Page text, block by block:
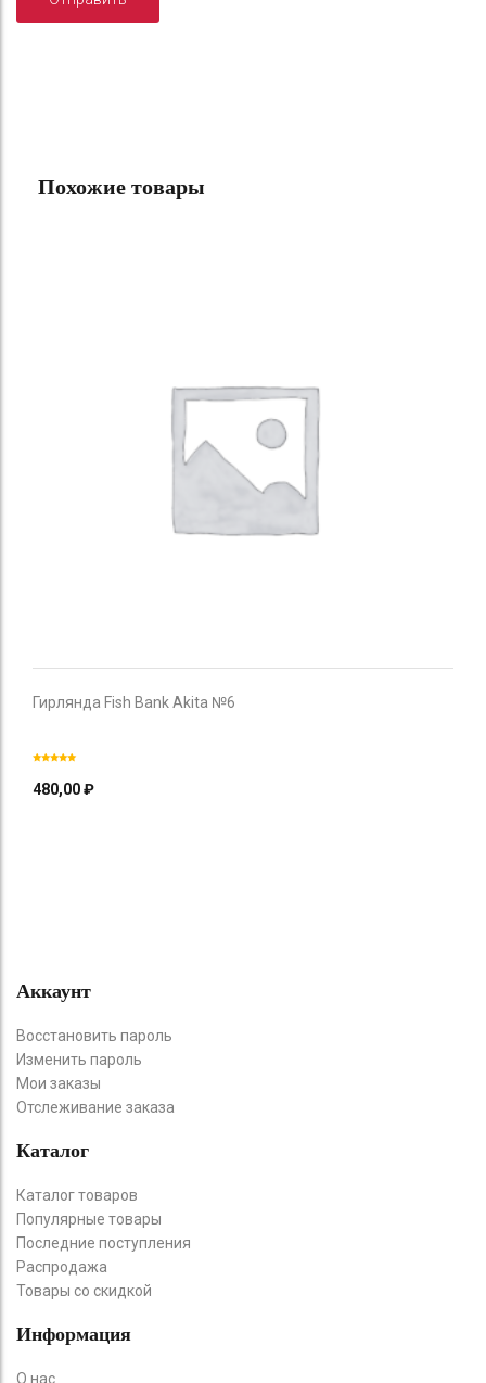
Похожие товары
Гирлянда Fish Bank Akita №6
480,00₽
Аккаунт
Восстановить пароль
Изменить пароль
Мои заказы
Отслеживание заказа
Каталог
Каталог товаров
Популярные товары
Последние поступления
Распродажа
Товары со скидкой
Информация
О нас